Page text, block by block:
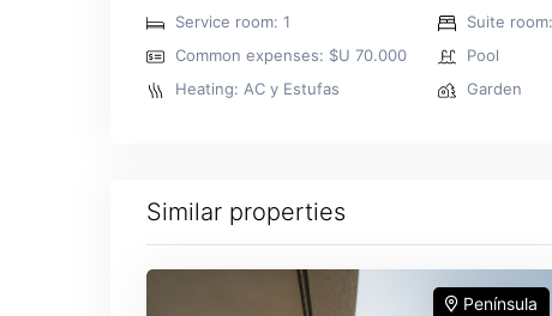
Service room: 1
Suite
Common expenses: $U 70.000
Pool
Heating: AC y Estufas
Garden
Similar properties
Península